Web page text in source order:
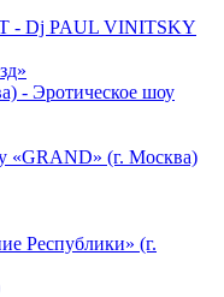
- Dj PAUL VINITSKY
- Эротическое шоу
«GRAND» (г. Москва)
Республики» (г.